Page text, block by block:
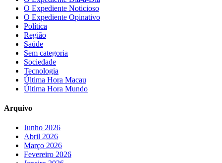
O Expediente Noticioso
O Expediente Opinativo
Política
Região
Saúde
Sem categoria
Sociedade
Tecnologia
Última Hora Macau
Última Hora Mundo
Arquivo
Junho 2026
Abril 2026
Março 2026
Fevereiro 2026